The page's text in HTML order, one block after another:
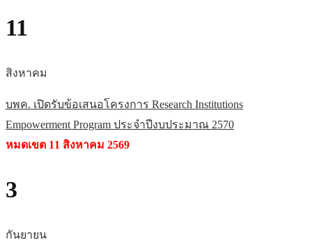
11
สิงหาคม
บพค. เปิดรับข้อเสนอโครงการ Research Institutions
Empowerment Program ประจำปีงบประมาณ 2570
หมดเขต 11 สิงหาคม 2569
3
กันยายน